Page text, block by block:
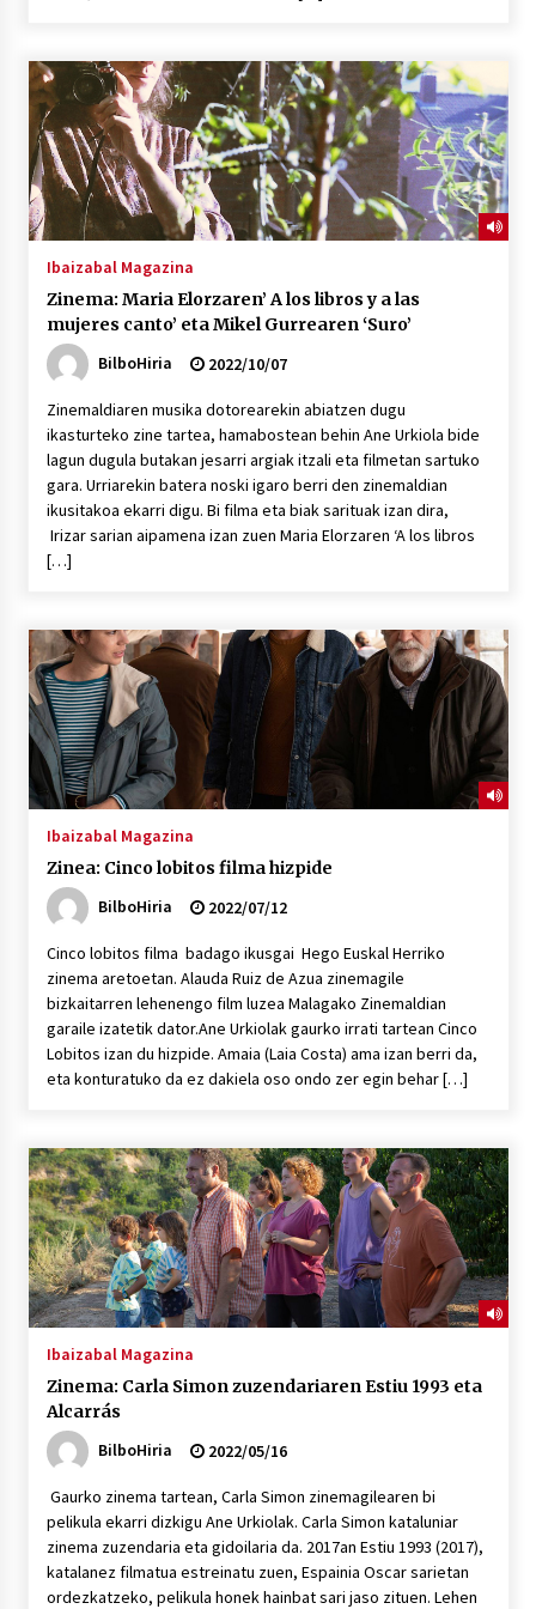
MUSIBLA #297: Bide, Boards Of Canada, Somak,
Tiga, Twisted Teens, Underscores, Habia
2026/07/02
Ibaizabal Magazina
Zinema: Maria Elorzaren’ A los libros y a las
mujeres canto’ eta Mikel Gurrearen ‘Suro’
BilboHiria
2022/10/07
Zinemaldiaren musika dotorearekin abiatzen dugu
ikasturteko zine tartea, hamabostean behin Ane Urkiola bide
lagun dugula butakan jesarri argiak itzali eta filmetan sartuko
gara. Urriarekin batera noski igaro berri den zinemaldian
ikusitakoa ekarri digu. Bi filma eta biak sarituak izan dira,
Irizar sarian aipamena izan zuen Maria Elorzaren ‘A los libros
[…]
Ibaizabal Magazina
Zinea: Cinco lobitos filma hizpide
BilboHiria
2022/07/12
Cinco lobitos filma badago ikusgai Hego Euskal Herriko
zinema aretoetan. Alauda Ruiz de Azua zinemagile
bizkaitarren lehenengo film luzea Malagako Zinemaldian
garaile izatetik dator.Ane Urkiolak gaurko irrati tartean Cinco
Lobitos izan du hizpide. Amaia (Laia Costa) ama izan berri da,
eta konturatuko da ez dakiela oso ondo zer egin behar […]
Ibaizabal Magazina
Zinema: Carla Simon zuzendariaren Estiu 1993 eta
Alcarrás
BilboHiria
2022/05/16
Gaurko zinema tartean, Carla Simon zinemagilearen bi
pelikula ekarri dizkigu Ane Urkiolak. Carla Simon kataluniar
zinema zuzendaria eta gidoilaria da. 2017an Estiu 1993 (2017),
katalanez filmatua estreinatu zuen, Espainia Oscar sarietan
ordezkatzeko, pelikula honek hainbat sari jaso zituen. Lehen